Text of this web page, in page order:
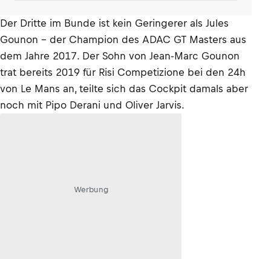
Der Dritte im Bunde ist kein Geringerer als Jules
Gounon - der Champion des ADAC GT Masters aus
dem Jahre 2017. Der Sohn von Jean-Marc Gounon
trat bereits 2019 für Risi Competizione bei den 24h
von Le Mans an, teilte sich das Cockpit damals aber
noch mit Pipo Derani und Oliver Jarvis.
Werbung